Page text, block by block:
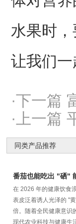
水果时
让我们
·下一篇
·上一篇
同类产品推荐
番茄也能吃出 "硒"
在 2026 年的健康饮食
表皮泛着诱人光泽的 "
倍。随着全民健康意识
现代农业科技与健康生